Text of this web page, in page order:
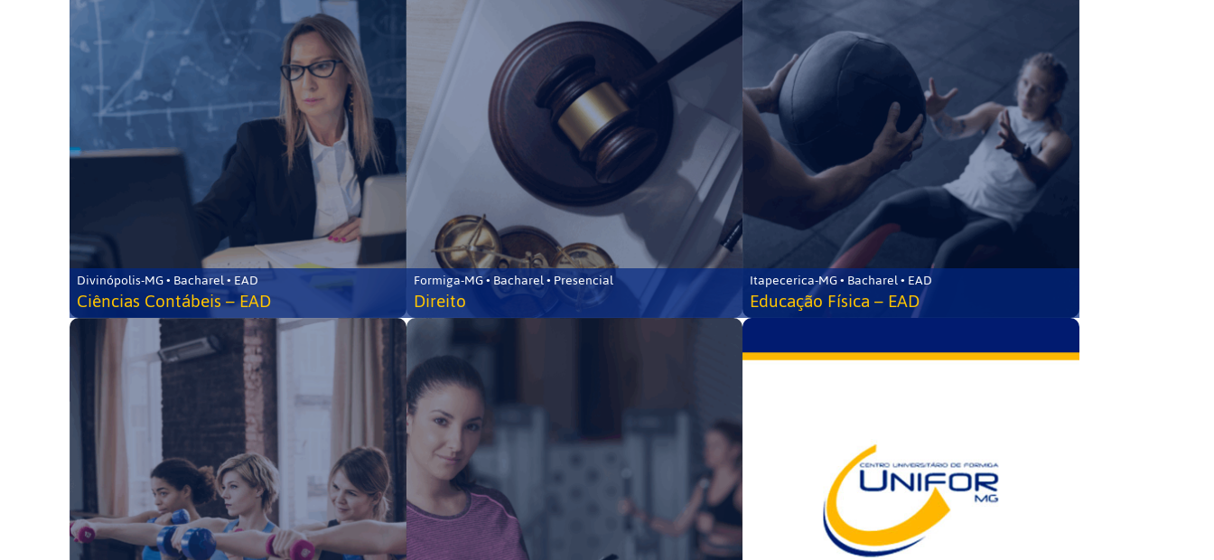
Divinópolis-MG • Bacharel • EAD
Ciências Contábeis – EAD
Formiga-MG • Bacharel • Presencial
Direito
Itapecerica-MG • Bacharel • EAD
Educação Física – EAD